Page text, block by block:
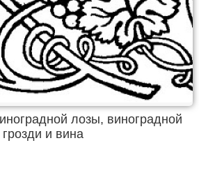
лозы, виноградной
грозди и вина